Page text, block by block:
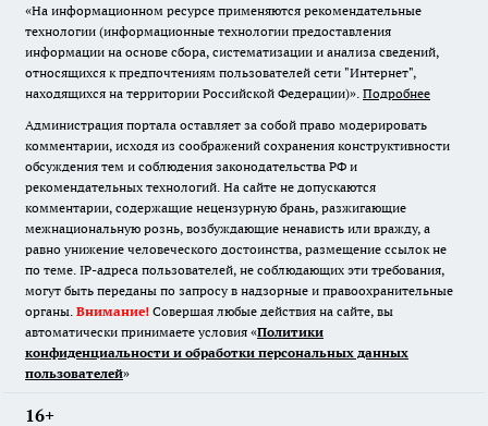
«На информационном ресурсе применяются рекомендательные
технологии (информационные технологии предоставления
информации на основе сбора, систематизации и анализа сведений,
относящихся к предпочтениям пользователей сети "Интернет",
находящихся на территории Российской Федерации)». Подробнее
Администрация портала оставляет за собой право модерировать
комментарии, исходя из соображений сохранения конструктивности
обсуждения тем и соблюдения законодательства РФ и
рекомендательных технологий. На сайте не допускаются
комментарии, содержащие нецензурную брань, разжигающие
межнациональную рознь, возбуждающие ненависть или вражду, а
равно унижение человеческого достоинства, размещение ссылок не
по теме. IP-адреса пользователей, не соблюдающих эти требования,
могут быть переданы по запросу в надзорные и правоохранительные
органы. Внимание! Совершая любые действия на сайте, вы
автоматически принимаете условия «Политики
конфиденциальности и обработки персональных данных
пользователей»
16+